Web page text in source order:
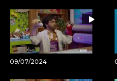
artículo
09/07/2024